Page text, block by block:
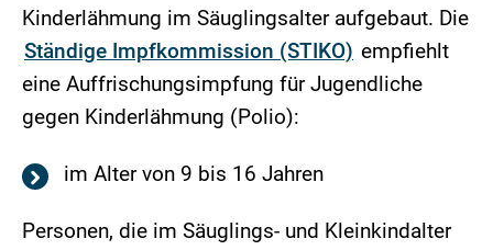
Kinderlähmung im Säuglingsalter aufgebaut. Die
Ständige Impfkommission (STIKO) empfiehlt
eine Auffrischungsimpfung für Jugendliche
gegen Kinderlähmung (Polio):
im Alter von 9 bis 16 Jahren
Personen, die im Säuglings- und Kleinkindalter